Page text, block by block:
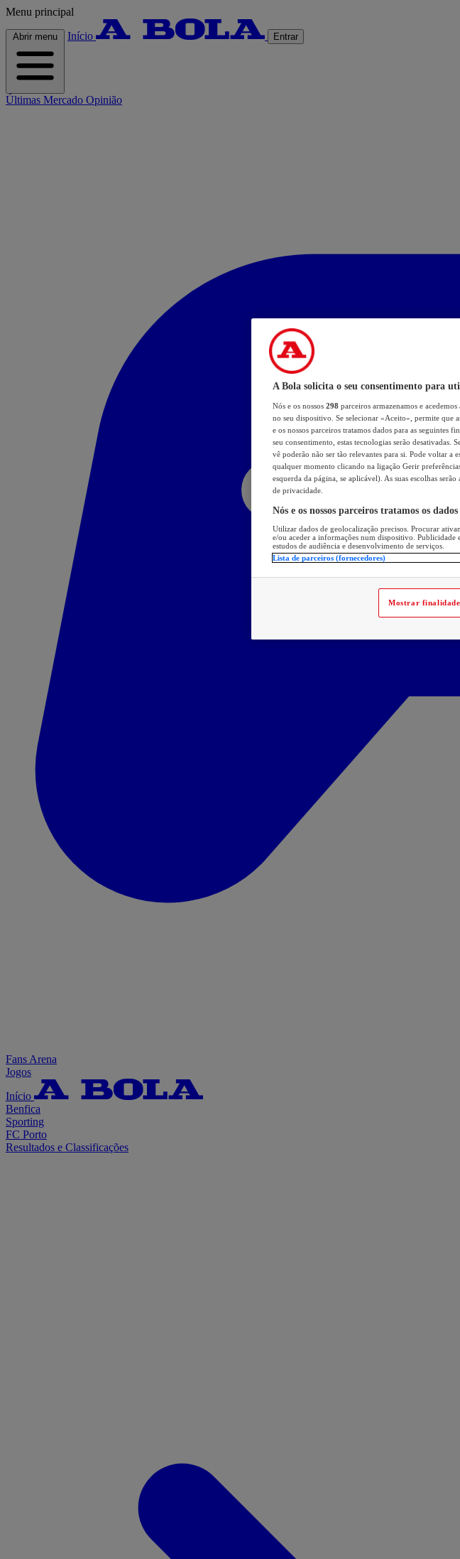
Menu principal
Abrir menu Início Entrar
Últimas Mercado Opinião
Fans Arena
Jogos
Início
Benfica
Sporting
FC Porto
Resultados e Classificações
A Bola solicita o seu consentimento para
Nós e os nossos 298 parceiros armazenamos e
no seu dispositivo. Se selecionar «Aceito», permite que
e os nossos parceiros tratamos dados para as seguintes
seu consentimento, estas tecnologias serão desativadas.
vê poderão não ser tão relevantes para si. Pode voltar a
qualquer momento clicando na ligação Gerir
esquerda da página, se aplicável). As suas escolhas
de privacidade.
Nós e os nossos parceiros tratamos os
Utilizar dados de geolocalização precisos. Procurar
e/ou aceder a informações num dispositivo. Publicidade
estudos de audiência e desenvolvimento de serviços.
Lista de parceiros (fornecedores)
Mostrar